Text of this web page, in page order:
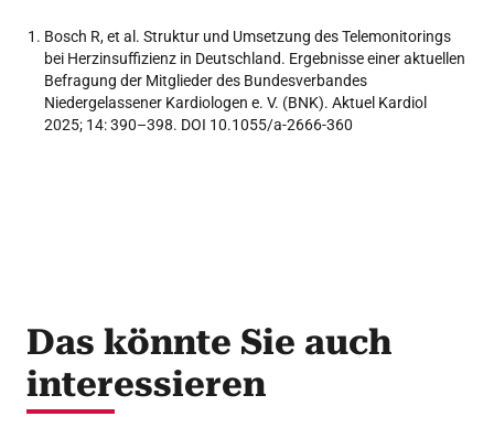
Bosch R, et al. Struktur und Umsetzung des Telemonitorings
bei Herzinsuffizienz in Deutschland. Ergebnisse einer aktuellen
Befragung der Mitglieder des Bundesverbandes
Niedergelassener Kardiologen e. V. (BNK). Aktuel Kardiol
2025; 14: 390–398. DOI 10.1055/a-2666-360
Das könnte Sie auch
interessieren